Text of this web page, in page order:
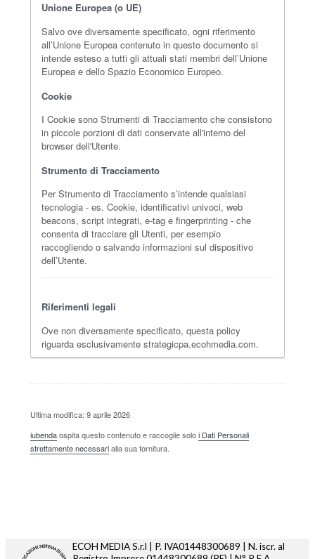
Unione Europea (o UE)
Salvo ove diversamente specificato, ogni riferimento
all’Unione Europea contenuto in questo documento si
intende esteso a tutti gli attuali stati membri dell’Unione
Europea e dello Spazio Economico Europeo.
Cookie
I Cookie sono Strumenti di Tracciamento che consistono
in piccole porzioni di dati conservate all'interno del
browser dell'Utente.
Strumento di Tracciamento
Per Strumento di Tracciamento s’intende qualsiasi
tecnologia - es. Cookie, identificativi univoci, web
beacons, script integrati, e-tag e fingerprinting - che
consenta di tracciare gli Utenti, per esempio
raccogliendo o salvando informazioni sul dispositivo
dell’Utente.
Riferimenti legali
Ove non diversamente specificato, questa policy
riguarda esclusivamente strategicpa.ecohmedia.com.
Ultima modifica: 9 aprile 2026
iubendaospita questo contenuto e raccoglie soloi Dati Personali
strettamente necessarialla sua fornitura.
ECOH MEDIA S.r.l | P. IVA01448300689 | N. iscr. al